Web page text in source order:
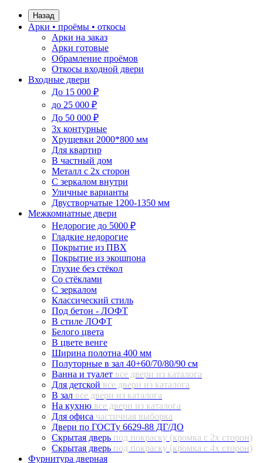
Назад
Арки • проёмы • откосы
Арки на заказ
Арки готовые
Обрамление проёмов
Откосы входной двери
Входные двери
До 15 000 ₽
до 25 000 ₽
До 50 000 ₽
3х контурные
Хрущевки 2000*800 мм
Для квартир
В частный дом
Металл с 2х сторон
С зеркалом внутри
Уличные варианты
Двустворчатые 1200-1350 мм
Межкомнатные двери
Недорогие до 5000 ₽
Гладкие недорогие
Покрытие из ПВХ
Покрытие из экошпона
Глухие без стёкол
Со стёклами
С зеркалом
Классический стиль
Под бетон - ЛОФТ
В стиле ЛОФТ
Белого цвета
В цвете венге
Ширина полотна 400 мм
Полуторные в зал 40+60/70/80/90 см
Ванна и туалет все двери из каталога
Для детской все двери из каталога
В зал все двери из каталога
На кухню все двери из каталога
Для офиса частичная выборка
Двери по ГОСТу 6629-88 ДГ/ДО
Скрытая дверь под покраску (кромка с 2х сторон)
Скрытая дверь под покраску (кромка с 4х сторон)
Фурнитура дверная